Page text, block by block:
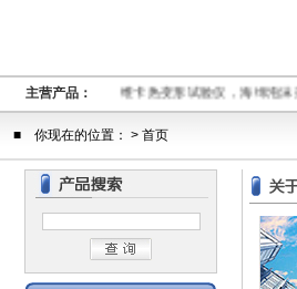
主营产品：
丁耐热试验仪，维卡热变形试验仪，海绵泡
■ 你现在的位置： > 首页